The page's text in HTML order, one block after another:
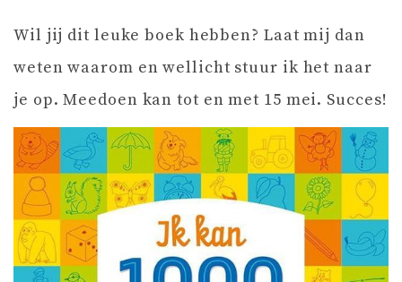
Wil jij dit leuke boek hebben? Laat mij dan
weten waarom en wellicht stuur ik het naar
je op. Meedoen kan tot en met 15 mei. Succes!